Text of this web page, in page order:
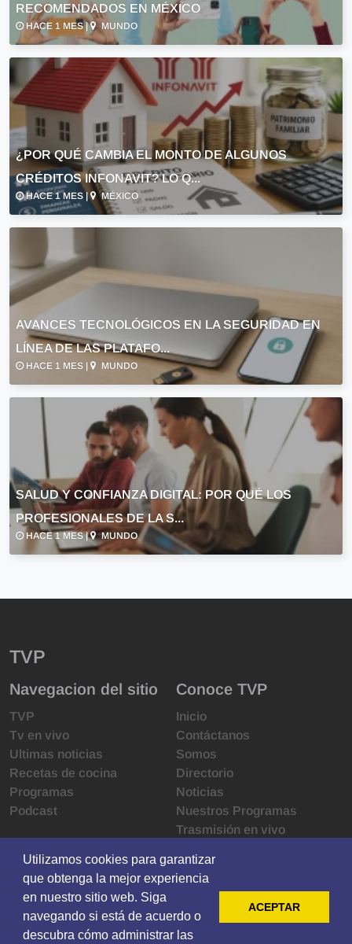
RECOMENDADOS EN MÉXICO
HACE 1 MES | MUNDO
¿POR QUÉ CAMBIA EL MONTO DE ALGUNOS
CRÉDITOS INFONAVIT? LO Q...
HACE 1 MES | MÉXICO
AVANCES TECNOLÓGICOS EN LA SEGURIDAD EN
LÍNEA DE LAS PLATAFO...
HACE 1 MES | MUNDO
SALUD Y CONFIANZA DIGITAL: POR QUÉ LOS
PROFESIONALES DE LA S...
HACE 1 MES | MUNDO
TVP
Navegacion del sitio
TVP
Tv en vivo
Ultimas noticias
Recetas de cocina
Programas
Podcast
Conoce TVP
Inicio
Contáctanos
Somos
Directorio
Noticias
Nuestros Programas
Trasmisión en vivo
Derechos de las audiencias
Código de ética
Redes sociales
Utilizamos cookies para garantizar
que obtenga la mejor experiencia
en nuestro sitio web. Siga
navegando si está de acuerdo o
descubra cómo administrar las
ACEPTAR
Utilizamos cookies para garantizar
que obtenga la mejor experiencia
en nuestro sitio web. Siga
navegando si está de acuerdo o
descubra cómo administrar las
ACEPTAR